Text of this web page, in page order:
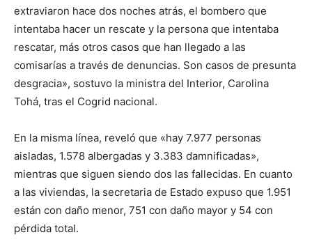
extraviaron hace dos noches atrás, el bombero que
intentaba hacer un rescate y la persona que intentaba
rescatar, más otros casos que han llegado a las
comisarías a través de denuncias. Son casos de presunta
desgracia», sostuvo la ministra del Interior, Carolina
Tohá, tras el Cogrid nacional.
En la misma línea, reveló que «hay 7.977 personas
aisladas, 1.578 albergadas y 3.383 damnificadas»,
mientras que siguen siendo dos las fallecidas. En cuanto
a las viviendas, la secretaria de Estado expuso que 1.951
están con daño menor, 751 con daño mayor y 54 con
pérdida total.